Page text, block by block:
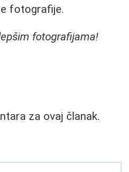
fotografije.
fotografijama!
za ovaj članak.